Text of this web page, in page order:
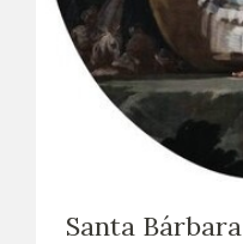
Santa Bárbara